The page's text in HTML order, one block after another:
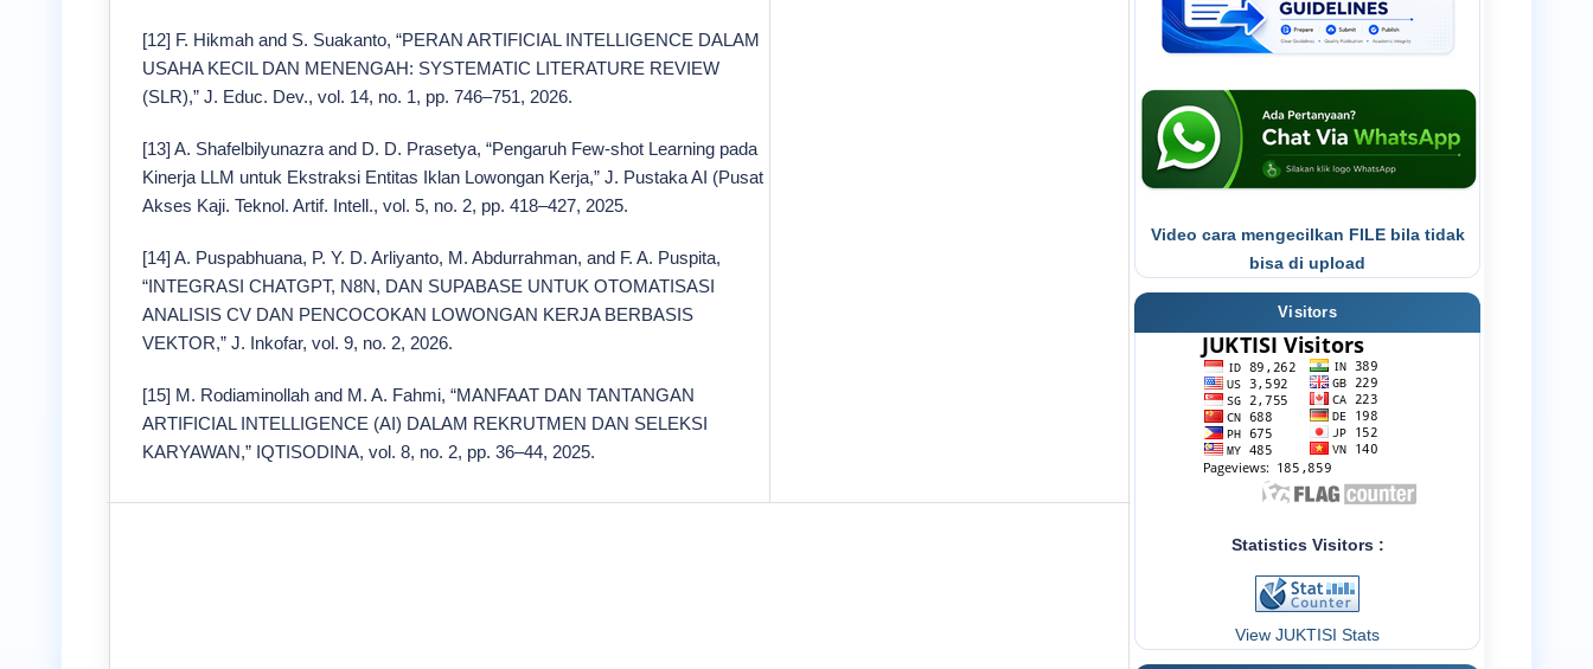
[12] F. Hikmah and S. Suakanto, “PERAN ARTIFICIAL INTELLIGENCE DALAM
USAHA KECIL DAN MENENGAH: SYSTEMATIC LITERATURE REVIEW
(SLR),” J. Educ. Dev., vol. 14, no. 1, pp. 746–751, 2026.
[13] A. Shafelbilyunazra and D. D. Prasetya, “Pengaruh Few-shot Learning pada
Kinerja LLM untuk Ekstraksi Entitas Iklan Lowongan Kerja,” J. Pustaka AI (Pusat
Akses Kaji. Teknol. Artif. Intell., vol. 5, no. 2, pp. 418–427, 2025.
[14] A. Puspabhuana, P. Y. D. Arliyanto, M. Abdurrahman, and F. A. Puspita,
“INTEGRASI CHATGPT, N8N, DAN SUPABASE UNTUK OTOMATISASI
ANALISIS CV DAN PENCOCOKAN LOWONGAN KERJA BERBASIS
VEKTOR,” J. Inkofar, vol. 9, no. 2, 2026.
[15] M. Rodiaminollah and M. A. Fahmi, “MANFAAT DAN TANTANGAN
ARTIFICIAL INTELLIGENCE (AI) DALAM REKRUTMEN DAN SELEKSI
KARYAWAN,” IQTISODINA, vol. 8, no. 2, pp. 36–44, 2025.
Video cara mengecilkan FILE bila tidak
bisa di upload
Visitors
Statistics Visitors :
View JUKTISI Stats